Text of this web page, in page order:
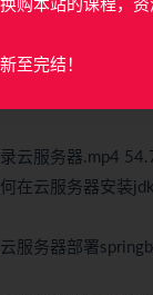
部署项目演示
与普通宽带区别
概念.mp4
云服务器.mp4
在云服务器安装
服务器部署
购本站的课程，资
至完结！